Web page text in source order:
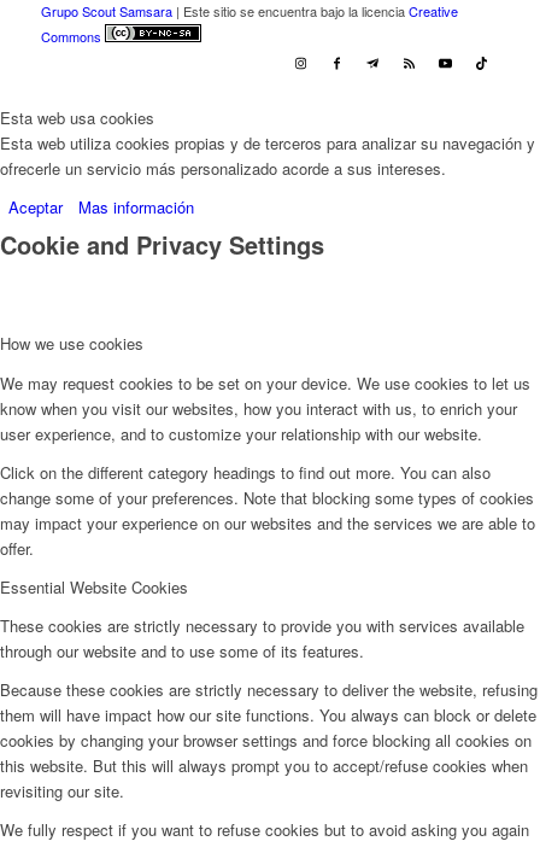
Grupo Scout Samsara| Este sitio se encuentra bajo la licenciaCreative
Commons
Esta web usa cookies
Esta web utiliza cookies propias y de terceros para analizar su navegación y
ofrecerle un servicio más personalizado acorde a sus intereses.
Aceptar
Mas información
Cookie and Privacy Settings
How we use cookies
We may request cookies to be set on your device. We use cookies to let us
know when you visit our websites, how you interact with us, to enrich your
user experience, and to customize your relationship with our website.
Click on the different category headings to find out more. You can also
change some of your preferences. Note that blocking some types of cookies
may impact your experience on our websites and the services we are able to
offer.
Essential Website Cookies
These cookies are strictly necessary to provide you with services available
through our website and to use some of its features.
Because these cookies are strictly necessary to deliver the website, refusing
them will have impact how our site functions. You always can block or delete
cookies by changing your browser settings and force blocking all cookies on
this website. But this will always prompt you to accept/refuse cookies when
revisiting our site.
We fully respect if you want to refuse cookies but to avoid asking you again